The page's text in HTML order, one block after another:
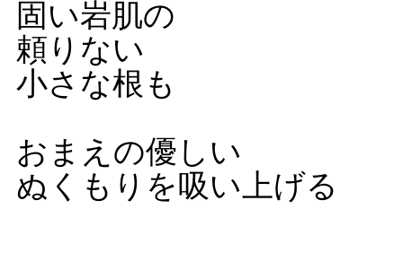
固い岩肌の
頼りない
小さな根も
おまえの優しい
ぬくもりを吸い上げる